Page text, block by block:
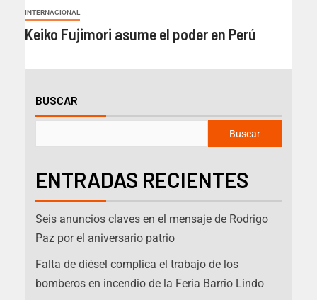
INTERNACIONAL
Keiko Fujimori asume el poder en Perú
BUSCAR
Buscar
ENTRADAS RECIENTES
Seis anuncios claves en el mensaje de Rodrigo
Paz por el aniversario patrio
Falta de diésel complica el trabajo de los
bomberos en incendio de la Feria Barrio Lindo